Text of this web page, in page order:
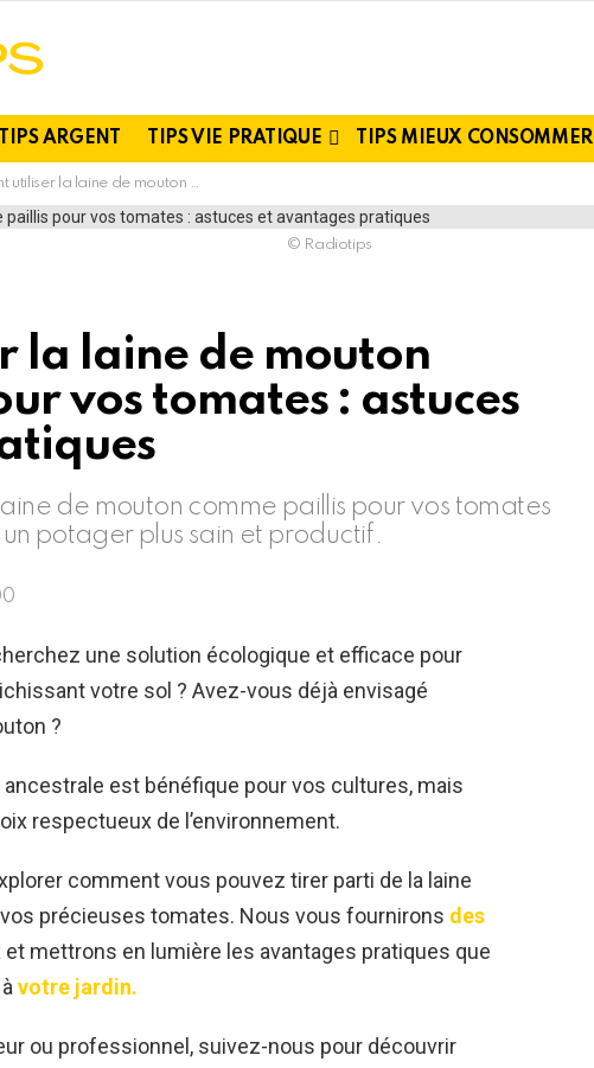
TIPS ARGENT TIPS VIE PRATIQUE TIPS MIEUX CONSOMMER
mouton comme paillis pour vos tomates : astuces et avantages pratiques
© Radiotips
la laine de mouton
vos tomates : astuces
de mouton comme paillis pour vos tomates
potager plus sain et productif.
une solution écologique et efficace pour
votre sol ? Avez-vous déjà envisagé
?
est bénéfique pour vos cultures, mais
respectueux de l’environnement.
comment vous pouvez tirer parti de la laine
précieuses tomates. Nous vous fournirons des
et mettrons en lumière les avantages pratiques que
votre jardin.
ou professionnel, suivez-nous pour découvrir